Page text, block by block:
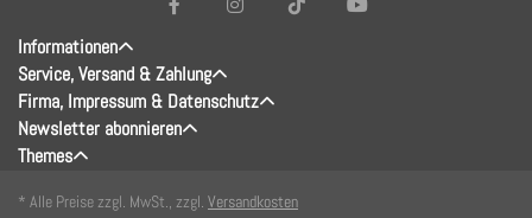
Informationen
Service, Versand & Zahlung
Firma, Impressum & Datenschutz
Newsletter abonnieren
Themes
* Alle Preise zzgl. MwSt., zzgl. Versandkosten